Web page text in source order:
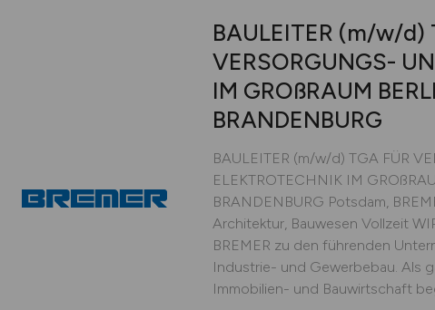
BAULEITER (m/w/d)
VERSORGUNGS-
IM GROßRAUM
BRANDENBURG
BAULEITER (m/w/d) TGA FÜR
ELEKTROTECHNIK IM
BRANDENBURG Potsdam,
Architektur, Bauwesen Vollzeit
BREMER zu den führenden
Industrie- und Gewerbebau. Als
Immobilien- und Bauwirtschaft